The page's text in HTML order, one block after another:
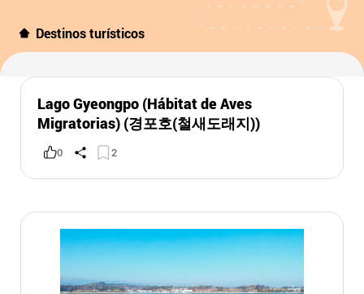
Destinos turísticos
Lago Gyeongpo (Hábitat de Aves
Migratorias) (경포호(철새도래지))
0 2